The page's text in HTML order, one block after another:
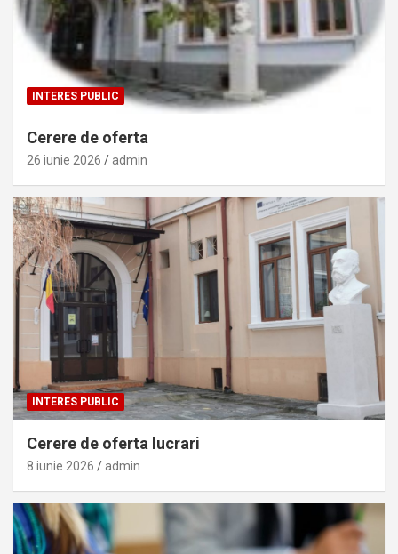
INTERES PUBLIC
Cerere de oferta
26 iunie 2026 admin
INTERES PUBLIC
Cerere de oferta lucrari
8 iunie 2026 admin